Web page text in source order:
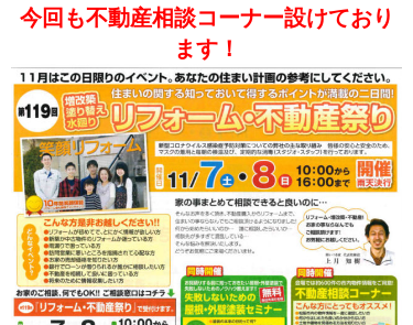
今回も不動産相談コーナー設けており
ます！